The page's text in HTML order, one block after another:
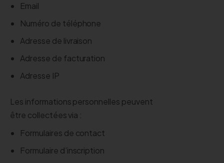
Email
Numéro de téléphone
Adresse de livraison
Adresse de facturation
Adresse IP
Les informations personnelles peuvent
être collectées via :
Formulaires de contact
Formulaire d’inscription